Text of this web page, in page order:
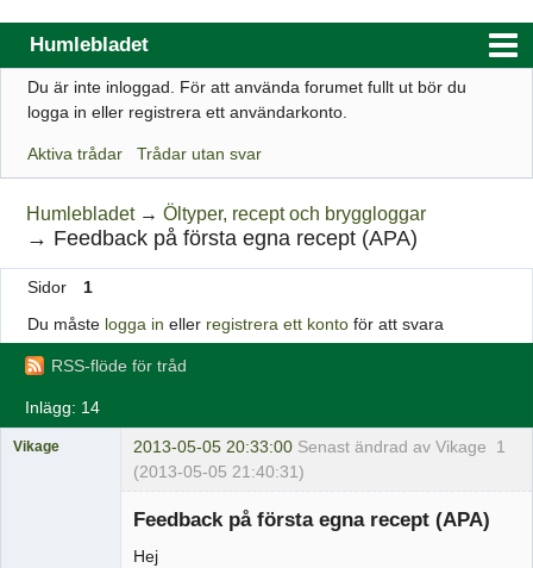
Humlebladet
Index
Regler
Sök
Registrera ett konto
Webbutik
Du är inte inloggad. För att använda forumet fullt ut bör du
logga in eller registrera ett användarkonto.
Aktiva trådar Trådar utan svar
Humlebladet →Öltyper, recept och bryggloggar
→ Feedback på första egna recept (APA)
Sidor
1
Du måste logga in eller registrera ett kontoför att svara
RSS-flöde för tråd
Inlägg: 14
1
Vikage 2013-05-05 20:33:00 Senast ändrad av Vikage
(2013-05-05 21:40:31)
Feedback på första egna recept (APA)
Hej